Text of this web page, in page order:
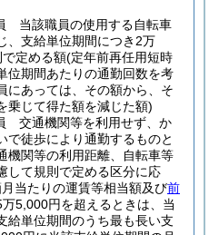
当該職員の使用する自転車
、支給単位期間につき2万
定める額(定年前再任用短時
位期間あたりの通勤回数を考
にあっては、その額から、そ
乗じて得た額を減じた額)
交通機関等を利用せず、か
で徒歩により通勤するものと
機関等の利用距離、自転車等
して規則で定める区分に応
当たりの運賃等相当額及び前
5,000円を超えるときは、当
給単位期間のうち最も長い支